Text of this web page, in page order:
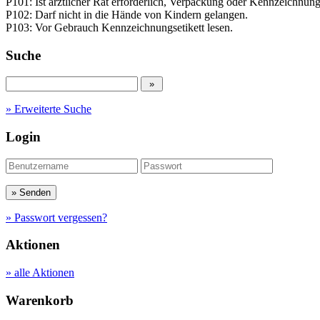
P102: Darf nicht in die Hände von Kindern gelangen.
P103: Vor Gebrauch Kennzeichnungsetikett lesen.
Suche
» Erweiterte Suche
Login
» Passwort vergessen?
Aktionen
» alle Aktionen
Warenkorb